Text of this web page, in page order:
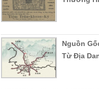
Nguồn
Từ Địa